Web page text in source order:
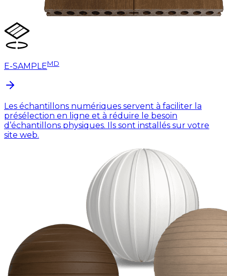
E-SAMPLEMD
Les échantillons numériques servent à faciliter la
présélection en ligne et à réduire le besoin
d’échantillons physiques. Ils sont installés sur votre
site web.